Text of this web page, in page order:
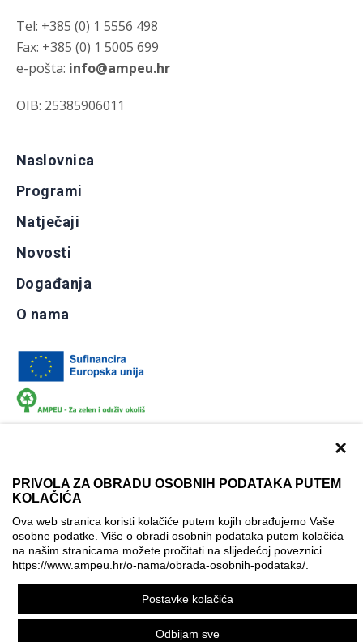
×
PRIVOLA ZA OBRADU OSOBNIH PODATAKA PUTEM
KOLAČIĆA
Ova web stranica koristi kolačiće putem kojih obrađujemo Vaše
osobne podatke. Više o obradi osobnih podataka putem kolačića
na našim stranicama možete pročitati na slijedećoj poveznici
https://www.ampeu.hr/o-nama/obrada-osobnih-podataka/
Postavke kolačića
Odbijam sve
Tel: +385 (0) 1 5556 498
Fax: +385 (0) 1 5005 699
e-pošta: info@ampeu.hr
OIB: 25385906011
Naslovnica
Programi
Natječaji
Novosti
Događanja
O nama
Izjava o pristupačnosti
Politika korištenja kolačića
Postavke kolačića
Ova mrežna stranica je ostvarena uz financijsku potporu
Europske komisije. Ona izražava isključivo stajalište autora